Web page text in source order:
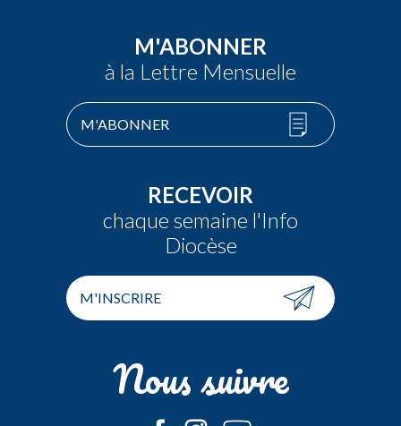
M'ABONNER
à la Lettre Mensuelle
M'ABONNER
RECEVOIR
chaque semaine l'Info
Diocèse
M'INSCRIRE
Nous suivre